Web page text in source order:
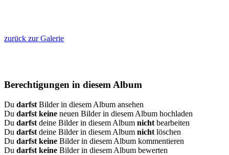
zurück zur Galerie
Berechtigungen in diesem Album
Du darfst Bilder in diesem Album ansehen
Du darfst keine neuen Bilder in diesem Album hochladen
Du darfst deine Bilder in diesem Album nicht bearbeiten
Du darfst deine Bilder in diesem Album nicht löschen
Du darfst keine Bilder in diesem Album kommentieren
Du darfst keine Bilder in diesem Album bewerten